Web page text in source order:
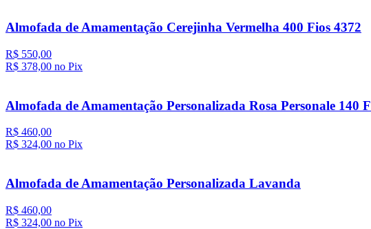
Almofada de Amamentação Cerejinha Vermelha 400 Fios 4372
R$ 550,00
R$ 378,00 no Pix
Almofada de Amamentação Personalizada Rosa Personale 140
R$ 460,00
R$ 324,00 no Pix
Almofada de Amamentação Personalizada Lavanda
R$ 460,00
R$ 324,00 no Pix